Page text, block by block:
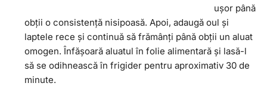
ușor până
obții o consistență nisipoasă. Apoi, adaugă oul și
laptele rece și continuă să frămânți până obții un aluat
omogen. Înfășoară aluatul în folie alimentară și lasă-l
să se odihnească în frigider pentru aproximativ 30 de
minute.